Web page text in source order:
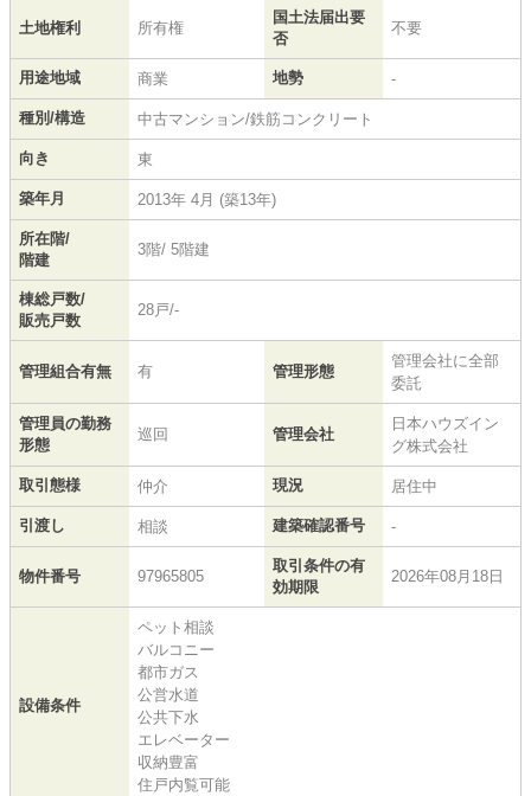
土地権利 所有権
国土法届出要
否
不要
用途地域 商業 地勢 -
種別/構造 中古マンション/鉄筋コンクリート
向き 東
築年月 2013年 4月 (築13年)
所在階/
階建
3階/ 5階建
棟総戸数/
販売戸数
28戸/-
管理組合有無 有 管理形態
管理会社に全部
委託
管理員の勤務
形態
巡回 管理会社
日本ハウズイン
グ株式会社
取引態様 仲介 現況 居住中
引渡し 相談 建築確認番号 -
物件番号 97965805
取引条件の有
効期限
2026年08月18日
設備条件
ペット相談
バルコニー
都市ガス
公営水道
公共下水
エレベーター
収納豊富
住戸内覧可能